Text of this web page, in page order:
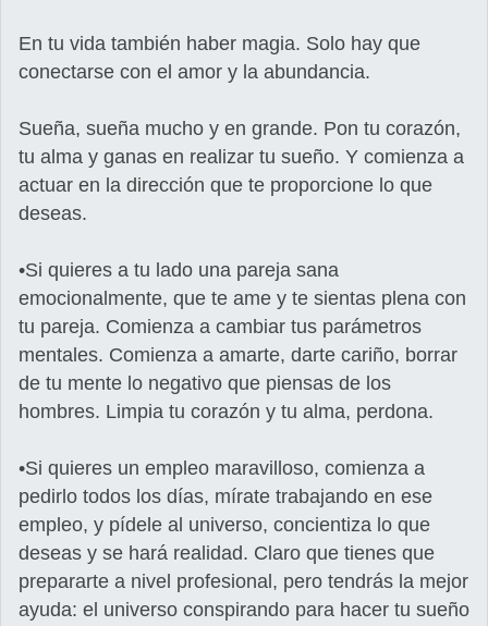
En tu vida también haber magia. Solo hay que
conectarse con el amor y la abundancia.
Sueña, sueña mucho y en grande. Pon tu corazón,
tu alma y ganas en realizar tu sueño. Y comienza a
actuar en la dirección que te proporcione lo que
deseas.
•Si quieres a tu lado una pareja sana
emocionalmente, que te ame y te sientas plena con
tu pareja. Comienza a cambiar tus parámetros
mentales. Comienza a amarte, darte cariño, borrar
de tu mente lo negativo que piensas de los
hombres. Limpia tu corazón y tu alma, perdona.
•Si quieres un empleo maravilloso, comienza a
pedirlo todos los días, mírate trabajando en ese
empleo, y pídele al universo, concientiza lo que
deseas y se hará realidad. Claro que tienes que
prepararte a nivel profesional, pero tendrás la mejor
ayuda: el universo conspirando para hacer tu sueño